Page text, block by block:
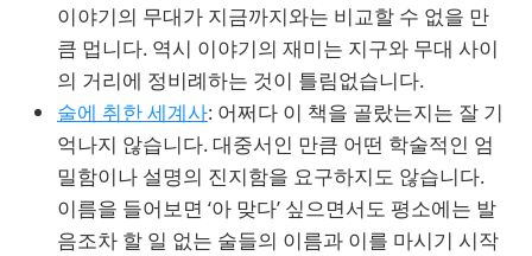
이야기의 무대가 지금까지와는 비교할 수 없을 만
큼 멉니다. 역시 이야기의 재미는 지구와 무대 사이
의 거리에 정비례하는 것이 틀림없습니다.
술에 취한 세계사: 어쩌다 이 책을 골랐는지는 잘 기
억나지 않습니다. 대중서인 만큼 어떤 학술적인 엄
밀함이나 설명의 진지함을 요구하지도 않습니다.
이름을 들어보면 ‘아 맞다’ 싶으면서도 평소에는 발
음조차 할 일 없는 술들의 이름과 이를 마시기 시작